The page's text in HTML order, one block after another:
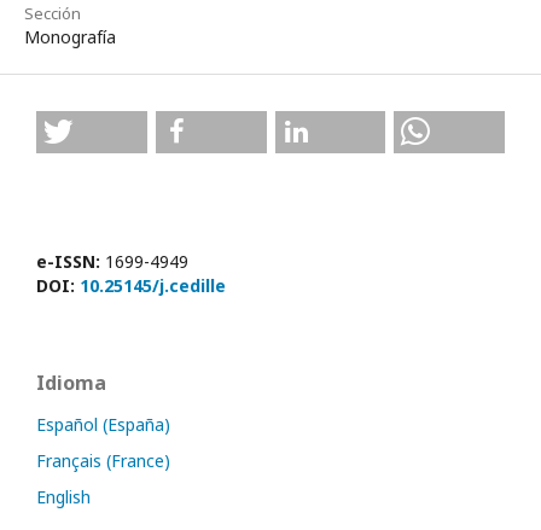
Sección
Monografía
e-ISSN: 1699-4949
DOI: 10.25145/j.cedille
Idioma
Español (España)
Français (France)
English